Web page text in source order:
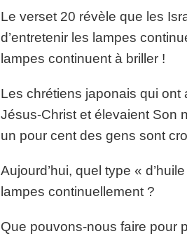
Le verset 20 révèle que les
d’entretenir les lampes
lampes continuent à briller !
Les chrétiens japonais qui
Jésus-Christ et élevaient Son
un pour cent des gens sont
Aujourd’hui, quel type «
lampes continuellement ?
Que pouvons-nous faire pour